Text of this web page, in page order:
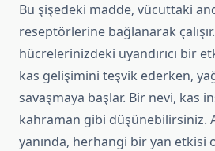
Bu şişedeki madde, vücuttaki
reseptörlerine bağlanarak
hücrelerinizdeki uyandırıcı bir
kas gelişimini teşvik ederken,
savaşmaya başlar. Bir nevi, kas
kahraman gibi düşünebilirsiniz.
yanında, herhangi bir yan etkisi